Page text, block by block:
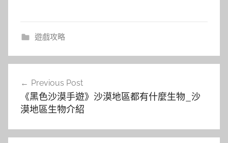
遊戲攻略
覽
Previous Post
《黑色沙漠手遊》沙漠地區都有什麼生物_沙
漠地區生物介紹